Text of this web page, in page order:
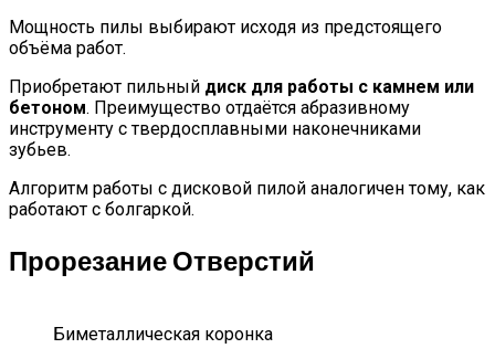
Мощность пилы выбирают исходя из предстоящего
объёма работ.
Приобретают пильный диск для работы с камнем или
бетоном. Преимущество отдаётся абразивному
инструменту с твердосплавными наконечниками
зубьев.
Алгоритм работы с дисковой пилой аналогичен тому, как
работают с болгаркой.
Прорезание Отверстий
Биметаллическая коронка